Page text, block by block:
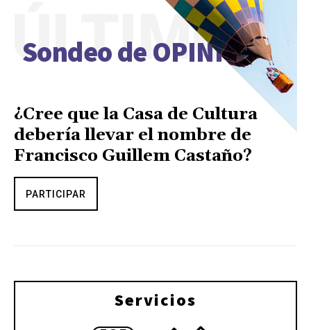
Sondeo de OPINIÓN
ÚLTIMO
¿Cree que la Casa de Cultura
debería llevar el nombre de
Francisco Guillem Castaño?
PARTICIPAR
Servicios